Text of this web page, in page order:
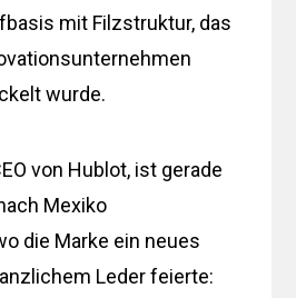
mit Filzstruktur, das
wurde.
von Hublot, ist gerade
Mexiko
die Marke ein neues
Leder feierte: